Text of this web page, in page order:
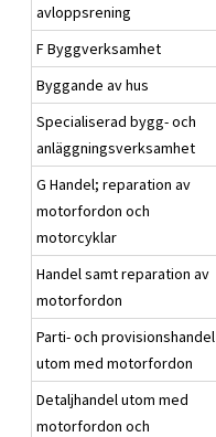
avloppsrening
F Byggverksamhet
Byggande av hus
Specialiserad bygg- och
anläggningsverksamhet
G Handel; reparation av
motorfordon och
motorcyklar
Handel samt reparation av
motorfordon
Parti- och provisionshandel
utom med motorfordon
Detaljhandel utom med
motorfordon och